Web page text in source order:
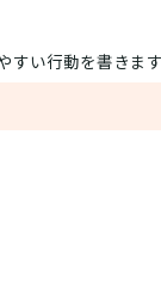
い行動を書きます